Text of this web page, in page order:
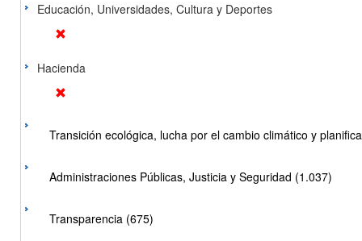
Educación, Universidades, Cultura y Deportes
Hacienda
Transición ecológica, lucha por el cambio climático y
Administraciones Públicas, Justicia y Seguridad (1.037)
Transparencia (675)